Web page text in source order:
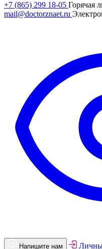
+7 (865) 299 18-05 Горячая
mail@doctorznaet.ru
Напишите нам